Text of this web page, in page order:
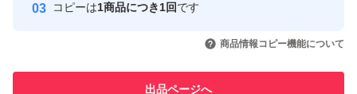
引を完了させた実績があります
コピーは1商品につき1回です
商品情報コピー機能について
出品ページへ